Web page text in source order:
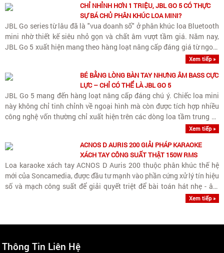
CHỈ NHỈNH HƠN 1 TRIỆU, JBL GO 5 CÓ THỰC
SỰ BÁ CHỦ PHÂN KHÚC LOA MINI?
JBL Go series từ lâu đã là "vua doanh số" ở phân khúc loa Bluetooth
mini nhờ thiết kế siêu nhỏ gọn và chất âm vượt tầm giá. Năm nay,
JBL Go 5 xuất hiện mang theo hàng loạt nâng cấp đáng giá từ ngoại
Xem tiếp »
BÉ BẰNG LÒNG BÀN TAY NHƯNG ÂM BASS CỰC
LỰC – CHỈ CÓ THỂ LÀ JBL GO 5
JBL Go 5 mang đến hàng loạt nâng cấp đáng chú ý. Chiếc loa mini
này không chỉ tinh chỉnh về ngoại hình mà còn được tích hợp nhiều
công nghệ vốn thường chỉ xuất hiện trên các dòng loa tầm trung và
Xem tiếp »
ACNOS D AURIS 200 GIẢI PHÁP KARAOKE
XÁCH TAY CÔNG SUẤT THẬT 150W RMS
Loa karaoke xách tay ACNOS D Auris 200 thuộc phân khúc thế hệ
mới của Soncamedia, được đầu tư mạnh vào phần cứng xử lý tín hiệu
số và mạch công suất để giải quyết triệt để bài toán hát nhẹ - âm
Xem tiếp »
Thông Tin Liên Hệ